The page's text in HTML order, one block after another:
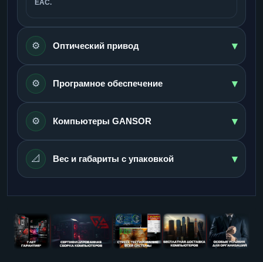
ЕАС.
⚙️ Оптический привод ▾
⚙️ Програмное обеспечение ▾
⚙️ Компьютеры GANSOR ▾
📐 Вес и габариты с упаковкой ▾